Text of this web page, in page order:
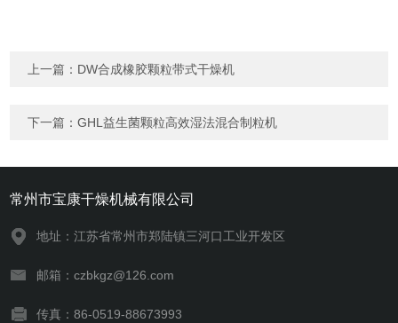
上一篇： DW合成橡胶颗粒带式干燥机
下一篇：GHL益生菌颗粒高效湿法混合制粒机
常州市宝康干燥机械有限公司
地址：江苏省常州市郑陆镇三河口工业开发区
邮箱：czbkgz@126.com
传真：86-0519-88673993